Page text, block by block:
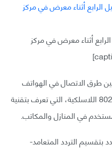
أثناء معرض في مركز
طرق الاتصال في الهواتف
الخلوية، فهي تعتمد على معايير 802.16 اللاسلكية، التي تعرف بتقنية
في المنازل والمكاتب.
بتقسيم التردد المتعامد-